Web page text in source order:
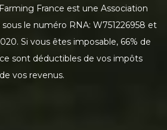
France est une Association
le numéro RNA: W751226958 et
Si vous êtes imposable, 66% de
sont déductibles de vos impôts
vos revenus.